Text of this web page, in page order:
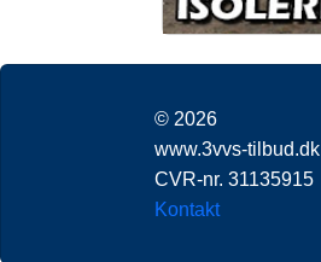
© 2026
www.3vvs-tilbud.dk
CVR-nr. 31135915
Kontakt